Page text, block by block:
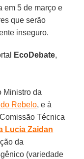
em 5 de março e
que serão
inseguro.
EcoDebate,
Ministro da
Rebelo, e à
Técnica
Lucia Zaidan
da
(variedade